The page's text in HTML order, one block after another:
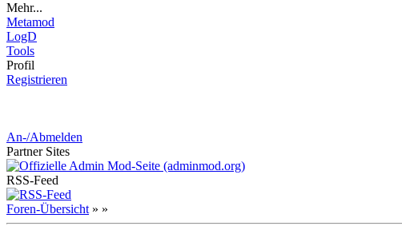
Mehr...
Metamod
LogD
Tools
Profil
Registrieren
An-/Abmelden
Partner Sites
RSS-Feed
Foren-Übersicht » »